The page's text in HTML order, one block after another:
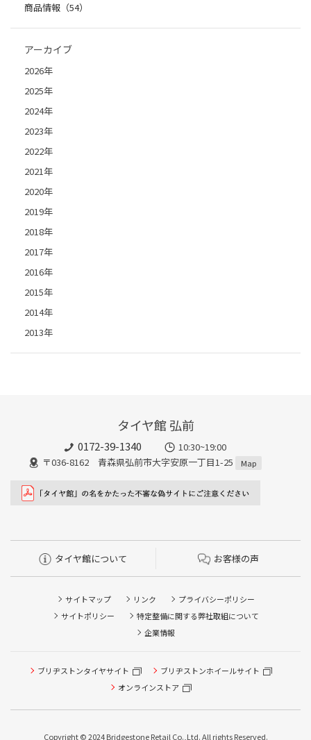
商品情報（54）
アーカイブ
2026年
2025年
2024年
2023年
2022年
2021年
2020年
2019年
2018年
2017年
2016年
2015年
2014年
2013年
タイヤ館 弘前
0172-39-1340
10:30~19:00
〒036-8162 青森県弘前市大字安原一丁目1-25
Map
タイヤ館について お客様の声
サイトマップ リンク
プライバシーポリシー
サイトポリシー
特定整備に関する弊社取組について
企業情報
ブリヂストンタイヤサイト
ブリヂストンホイールサイト
オンラインストア
Copyright © 2024 Bridgestone Retail Co.,Ltd. All rights Reserved.
タイヤ点検・安全点検/タイヤ履き替え/オイル交換/その他
ピット作業の予約